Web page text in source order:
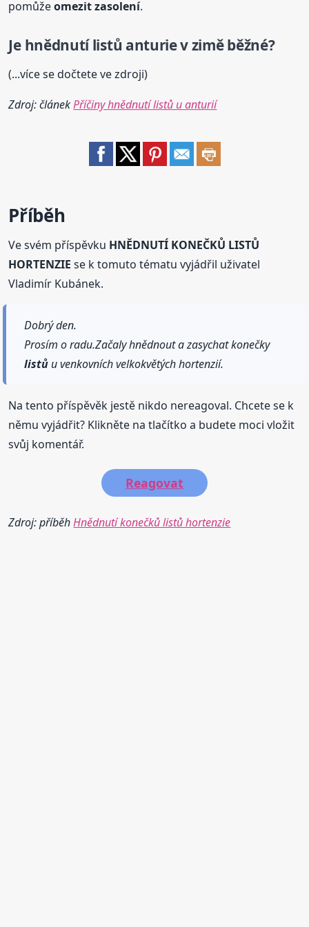
pomůžeomezit zasolení.
Je hnědnutí listů anturie v zimě běžné?
(...více se dočtete ve zdroji)
Zdroj: článekPříčiny hnědnutí listů u anturií
Příběh
Ve svém příspěvku HNĚDNUTÍ KONEČKŮ LISTŮ
HORTENZIE se k tomuto tématu vyjádřil uživatel
Vladimír Kubánek.
Dobrý den.
Prosím o radu.Začaly hnědnout a zasychat konečky
listů u venkovních velkokvětých hortenzií.
Na tento příspěvěk jestě nikdo nereagoval. Chcete se k
němu vyjádřit? Klikněte na tlačítko a budete moci vložit
svůj komentář.
Reagovat
Zdroj: příběhHnědnutí konečků listů hortenzie